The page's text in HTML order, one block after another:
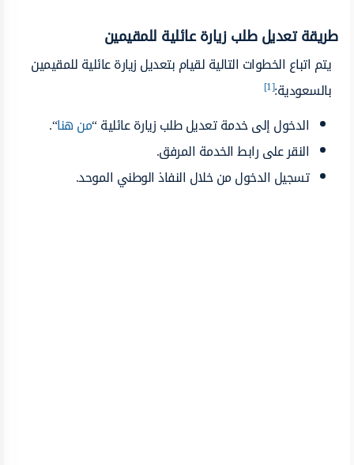
طريقة تعديل طلب زيارة عائلية للمقيمين
يتم اتباع الخطوات التالية لقيام بتعديل زيارة عائلية للمقيمين
بالسعودية:[1]
الدخول إلى خدمة تعديل طلب زيارة عائلية “من هنا“.
النقر على رابط الخدمة المرفق.
تسجيل الدخول من خلال النفاذ الوطني الموحد.